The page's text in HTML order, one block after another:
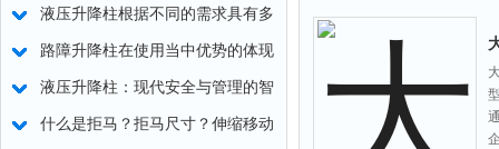
液压升降柱根据不同的需求具有多
种配置方式
路障升降柱在使用当中优势的体现
液压升降柱：现代安全与管理的智
慧结晶
什么是拒马？拒马尺寸？伸缩移动